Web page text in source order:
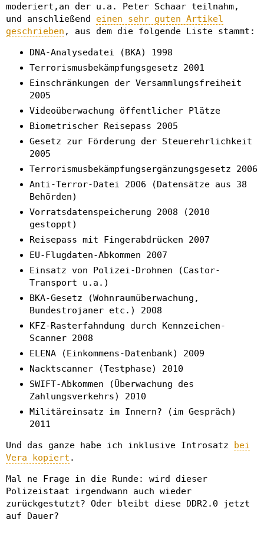
moderiert,an der u.a. Peter Schaar teilnahm,
und anschließend einen sehr guten Artikel
geschrieben , aus dem die folgende Liste stammt:
DNA-Analysedatei (BKA) 1998
Terrorismusbekämpfungsgesetz 2001
Einschränkungen der Versammlungsfreiheit
2005
Videoüberwachung öffentlicher Plätze
Biometrischer Reisepass 2005
Gesetz zur Förderung der Steuerehrlichkeit
2005
Terrorismusbekämpfungsergänzungsgesetz 2006
Anti-Terror-Datei 2006 (Datensätze aus 38
Behörden)
Vorratsdatenspeicherung 2008 (2010
gestoppt)
Reisepass mit Fingerabdrücken 2007
EU-Flugdaten-Abkommen 2007
Einsatz von Polizei-Drohnen (Castor-
Transport u.a.)
BKA-Gesetz (Wohnraumüberwachung,
Bundestrojaner etc.) 2008
KFZ-Rasterfahndung durch Kennzeichen-
Scanner 2008
ELENA (Einkommens-Datenbank) 2009
Nacktscanner (Testphase) 2010
SWIFT-Abkommen (Überwachung des
Zahlungsverkehrs) 2010
Militäreinsatz im Innern? (im Gespräch)
2011
Und das ganze habe ich inklusive Introsatz
bei
Vera kopiert .
Mal ne Frage in die Runde: wird dieser
Polizeistaat irgendwann auch wieder
zurückgestutzt? Oder bleibt diese DDR2.0 jetzt
auf Dauer?